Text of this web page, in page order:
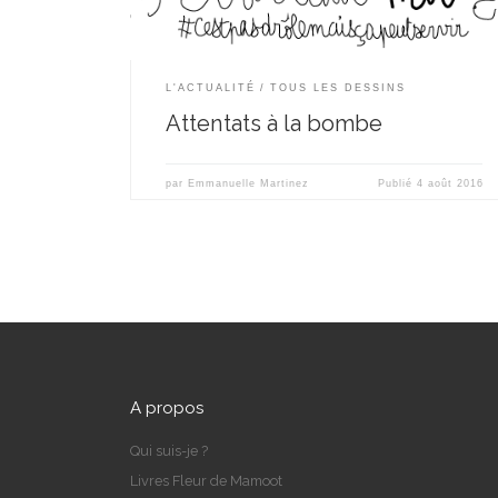
L'ACTUALITÉ TOUS LES DESSINS
Attentats à la bombe
par Emmanuelle Martinez Publié 4 août 2016
A propos
Qui suis-je ?
Livres Fleur de Mamoot